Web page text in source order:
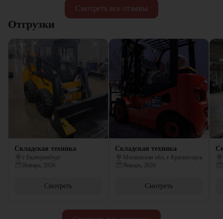
Смотреть все отзывы
Отгрузки
Складская техника
г Екатеринбург
Январь, 2026
Смотреть
Складская техника
Московская обл, г Красногорск
Январь, 2026
Смотреть